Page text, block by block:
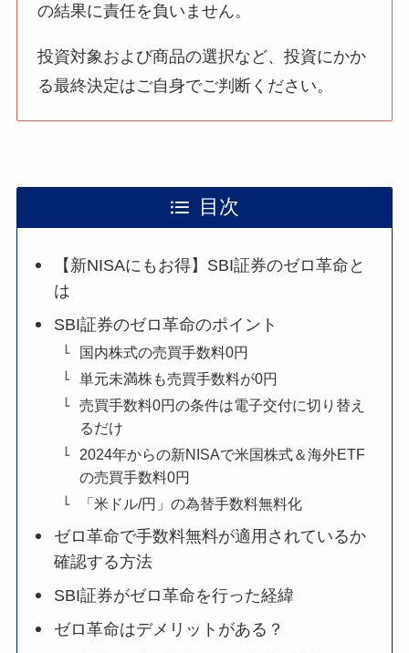
の結果に責任を負いません。
投資対象および商品の選択など、投資にかか
る最終決定はご自身でご判断ください。
目次
【新NISAにもお得】SBI証券のゼロ革命と
は
SBI証券のゼロ革命のポイント
国内株式の売買手数料0円
単元未満株も売買手数料が0円
売買手数料0円の条件は電子交付に切り替え
るだけ
2024年からの新NISAで米国株式＆海外ETF
の売買手数料0円
「米ドル/円」の為替手数料無料化
ゼロ革命で手数料無料が適用されているか
確認する方法
SBI証券がゼロ革命を行った経緯
ゼロ革命はデメリットがある？